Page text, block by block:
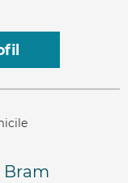
Bram